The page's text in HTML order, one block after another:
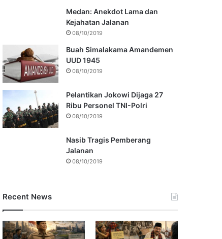
Medan: Anekdot Lama dan
Kejahatan Jalanan
08/10/2019
Buah Simalakama Amandemen
UUD 1945
08/10/2019
Pelantikan Jokowi Dijaga 27
Ribu Personel TNI-Polri
08/10/2019
Nasib Tragis Pemberang
Jalanan
08/10/2019
Recent News